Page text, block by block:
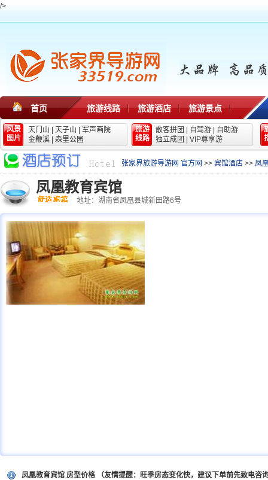
/>
首页 旅游线路 旅游酒店 旅游景点
风景
图片
天门山 天子山
军声画院
金鞭溪
森里公园
旅游
线路
散客拼团 自驾游
自助游
独立成团
VIP尊享游
张家界旅游导游网 官方网 >> 宾馆酒店 >> 凤
凤凰教育宾馆
地址：湖南省凤凰县城新田路6号
凤凰教育宾馆 房型价格 （友情提醒：旺季房态变化快，建议下单前先致电咨